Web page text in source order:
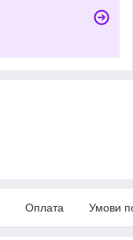
Оплата Умови